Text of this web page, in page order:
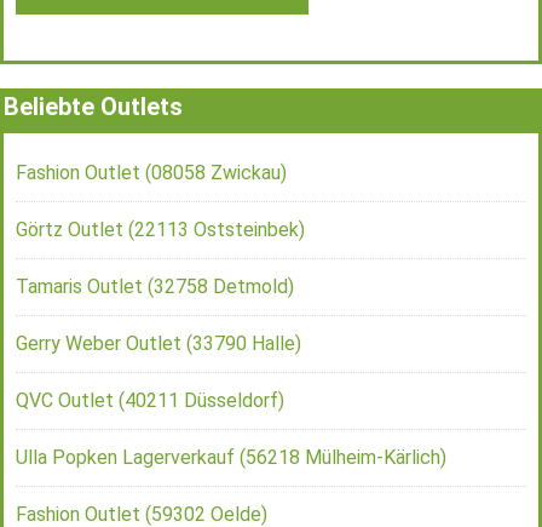
Beliebte Outlets
Fashion Outlet (08058 Zwickau)
Görtz Outlet (22113 Oststeinbek)
Tamaris Outlet (32758 Detmold)
Gerry Weber Outlet (33790 Halle)
QVC Outlet (40211 Düsseldorf)
Ulla Popken Lagerverkauf (56218 Mülheim-Kärlich)
Fashion Outlet (59302 Oelde)